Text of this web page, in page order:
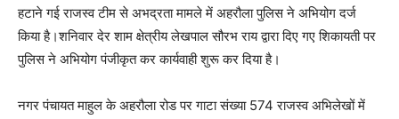
हटाने गई राजस्व टीम से अभद्रता मामले में अहरौला पुलिस ने अभियोग दर्ज
किया है।शनिवार देर शाम क्षेत्रीय लेखपाल सौरभ राय द्वारा दिए गए शिकायती पर
पुलिस ने अभियोग पंजीकृत कर कार्यवाही शुरू कर दिया है।
नगर पंचायत माहुल के अहरौला रोड पर गाटा संख्या 574 राजस्व अभिलेखों में